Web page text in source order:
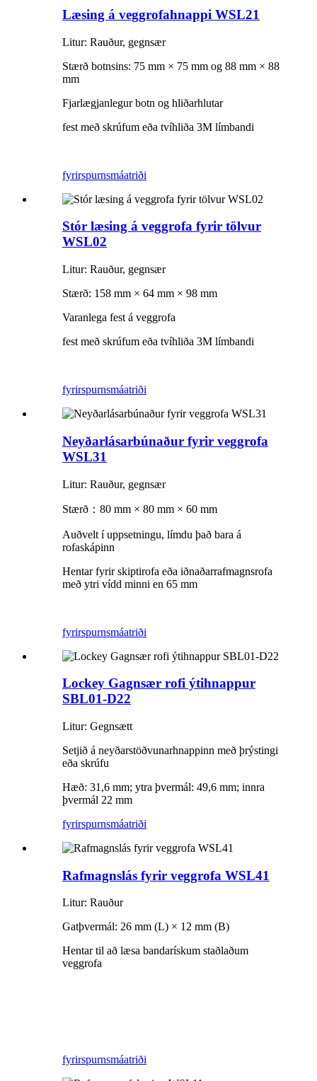
Læsing á veggrofahnappi WSL21
Litur: Rauður, gegnsær
Stærð botnsins: 75 mm × 75 mm og 88 mm × 88
mm
Fjarlægjanlegur botn og hliðarhlutar
fest með skrúfum eða tvíhliða 3M límbandi
fyrirspurnsmáatriði
Stór læsing á veggrofa fyrir tölvur
WSL02
Litur: Rauður, gegnsær
Stærð: 158 mm × 64 mm × 98 mm
Varanlega fest á veggrofa
fest með skrúfum eða tvíhliða 3M límbandi
fyrirspurnsmáatriði
Neyðarlásarbúnaður fyrir veggrofa
WSL31
Litur: Rauður, gegnsær
Stærð ： 80 mm × 80 mm × 60 mm
Auðvelt í uppsetningu, límdu það bara á
rofaskápinn
Hentar fyrir skiptirofa eða iðnaðarrafmagnsrofa
með ytri vídd minni en 65 mm
fyrirspurnsmáatriði
Lockey Gagnsær rofi ýtihnappur
SBL01-D22
Litur: Gegnsætt
Setjið á neyðarstöðvunarhnappinn með þrýstingi
eða skrúfu
Hæð: 31,6 mm; ytra þvermál: 49,6 mm; innra
þvermál 22 mm
fyrirspurnsmáatriði
Rafmagnslás fyrir veggrofa WSL41
Litur: Rauður
Gatþvermál: 26 mm (L) × 12 mm (B)
Hentar til að læsa bandarískum staðlaðum
veggrofa
fyrirspurnsmáatriði